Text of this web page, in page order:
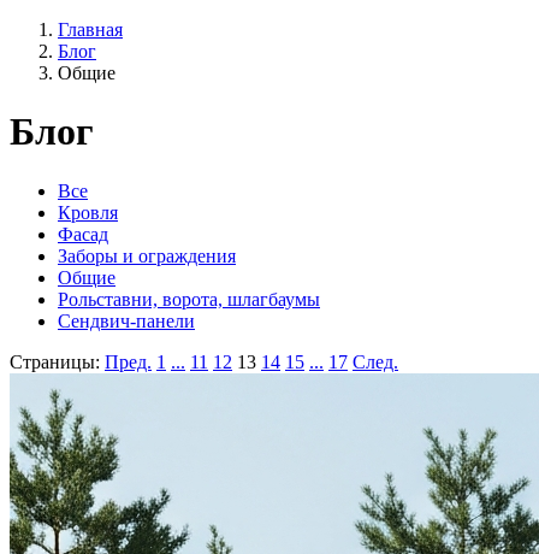
Главная
Блог
Общие
Блог
Все
Кровля
Фасад
Заборы и ограждения
Общие
Рольставни, ворота, шлагбаумы
Сендвич-панели
Страницы: Пред. 1 ... 11 12 13 14 15 ... 17 След.